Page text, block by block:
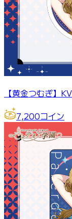
【黄金つむぎ】
7,200コイン